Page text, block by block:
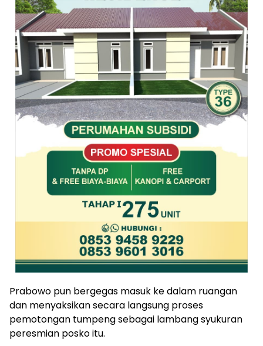
Prabowo pun bergegas masuk ke dalam ruangan
dan menyaksikan secara langsung proses
pemotongan tumpeng sebagai lambang syukuran
peresmian posko itu.